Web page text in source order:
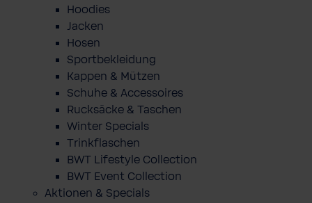
Hoodies
Jacken
Hosen
Sportbekleidung
Kappen & Mützen
Schuhe & Accessoires
Rucksäcke & Taschen
Winter Specials
Trinkflaschen
BWT Lifestyle Collection
BWT Event Collection
Aktionen & Specials